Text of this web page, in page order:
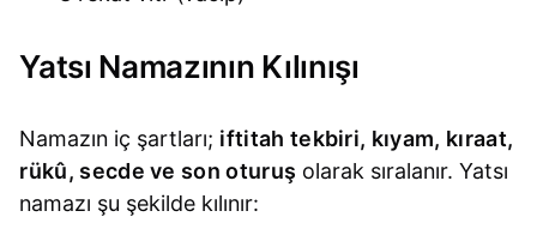
Yatsı Namazının Kılınışı
Namazın iç şartları; iftitah tekbiri, kıyam, kıraat,
rükû, secde ve son oturuş olarak sıralanır. Yatsı
namazı şu şekilde kılınır: